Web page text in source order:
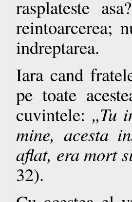
rasplateste
reintoarcerea;
indreptarea.
Iara cand
pe toate
cuvintele: „Tu
mine, acesta
aflat, era mort
32).